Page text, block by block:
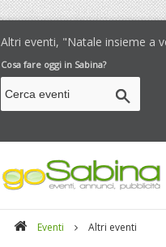
Altri eventi, "Natale insieme a
Cosa fare oggi in Sabina?
Eventi Altri eventi